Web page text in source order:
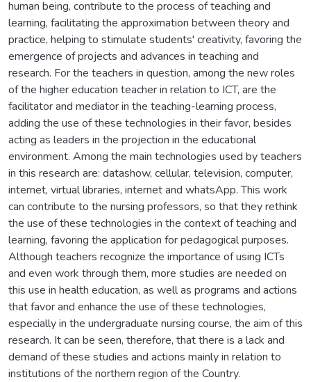
human being, contribute to the process of teaching and
learning, facilitating the approximation between theory and
practice, helping to stimulate students' creativity, favoring the
emergence of projects and advances in teaching and
research. For the teachers in question, among the new roles
of the higher education teacher in relation to ICT, are the
facilitator and mediator in the teaching-learning process,
adding the use of these technologies in their favor, besides
acting as leaders in the projection in the educational
environment. Among the main technologies used by teachers
in this research are: datashow, cellular, television, computer,
internet, virtual libraries, internet and whatsApp. This work
can contribute to the nursing professors, so that they rethink
the use of these technologies in the context of teaching and
learning, favoring the application for pedagogical purposes.
Although teachers recognize the importance of using ICTs
and even work through them, more studies are needed on
this use in health education, as well as programs and actions
that favor and enhance the use of these technologies,
especially in the undergraduate nursing course, the aim of this
research. It can be seen, therefore, that there is a lack and
demand of these studies and actions mainly in relation to
institutions of the northern region of the Country.